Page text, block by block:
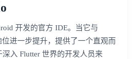
开发的官方 IDE。当它与
进一步提升，提供了一个直观而
入 Flutter 世界的开发人员来